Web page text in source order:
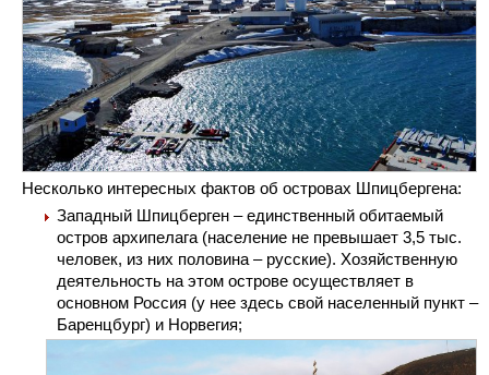
Несколько интересных фактов об островах Шпицбергена:
Западный Шпицберген – единственный обитаемый
остров архипелага (население не превышает 3,5 тыс.
человек, из них половина – русские). Хозяйственную
деятельность на этом острове осуществляет в
основном Россия (у нее здесь свой населенный пункт –
Баренцбург) и Норвегия;